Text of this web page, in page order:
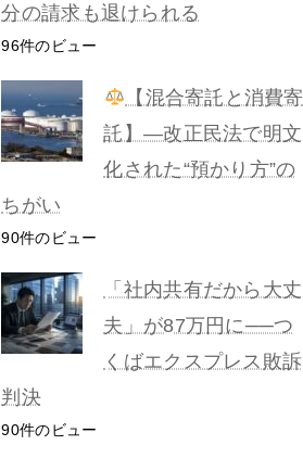
分の請求も退けられる
96件のビュー
【混合寄託と消費寄
託】―改正民法で明文
化された“預かり方”の
ちがい
90件のビュー
「社内共有だから大丈
夫」が87万円に──つ
くばエクスプレス敗訴
判決
90件のビュー